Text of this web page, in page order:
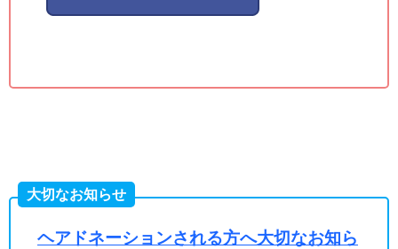
大切なお知らせ
ヘアドネーションされる方へ大切なお知ら